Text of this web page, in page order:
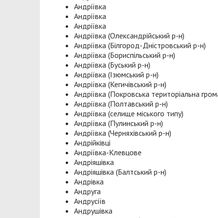
Андріївка
Андріївка
Андріївка
Андріївка (Олександрійський р-н)
Андріївка (Білгород-Дністровський р-н)
Андріївка (Бориспільський р-н)
Андріївка (Буський р-н)
Андріївка (Ізюмський р-н)
Андріївка (Кегичівський р-н)
Андріївка (Покровська територіальна
Андріївка (Полтавський р-н)
Андріївка (селище міського типу)
Андріївка (Пулинський р-н)
Андріївка (Черняхівський р-н)
Андрійківці
Андріївка-Клевцове
Андріяшівка
Андріяшівка (Балтський р-н)
Андрівка
Андруга
Андрусіїв
Андрушівка